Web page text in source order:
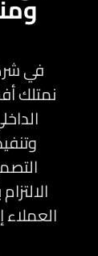
في
نمتلك